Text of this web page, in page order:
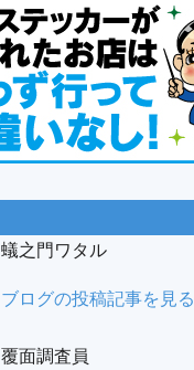
蟻之門ワタル
蟻
門
ブログの投稿記事を見る
覆面調査員